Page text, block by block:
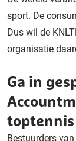
sport. De
Dus wil de
organisatie
Ga in
toptennis
Bestuurders